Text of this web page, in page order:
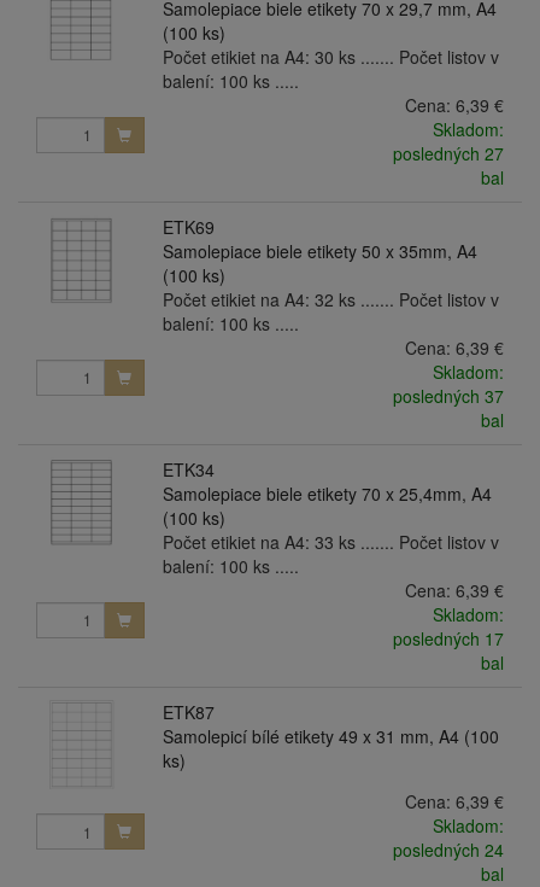
Samolepiace biele etikety 70 x 29,7 mm, A4
(100 ks)
Počet etikiet na A4: 30 ks ....... Počet listov v
balení: 100 ks .....
Cena: 6,39 €
Skladom:
posledných 27
bal
ETK69
Samolepiace biele etikety 50 x 35mm, A4
(100 ks)
Počet etikiet na A4: 32 ks ....... Počet listov v
balení: 100 ks .....
Cena: 6,39 €
Skladom:
posledných 37
bal
ETK34
Samolepiace biele etikety 70 x 25,4mm, A4
(100 ks)
Počet etikiet na A4: 33 ks ....... Počet listov v
balení: 100 ks .....
Cena: 6,39 €
Skladom:
posledných 17
bal
ETK87
Samolepicí bílé etikety 49 x 31 mm, A4 (100
ks)
Cena: 6,39 €
Skladom:
posledných 24
bal